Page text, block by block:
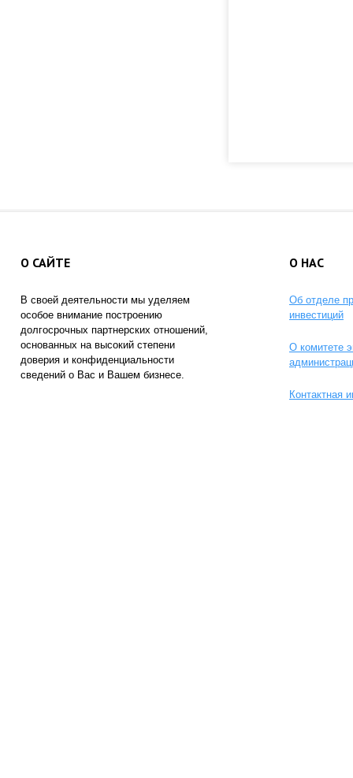
О САЙТЕ
В своей деятельности мы уделяем
особое внимание построению
долгосрочных партнерских отношений,
основанных на высокий степени
доверия и конфиденциальности
сведений о Вас и Вашем бизнесе.
О НАС
Об отделе
инвестиций
О комитете
Контактная